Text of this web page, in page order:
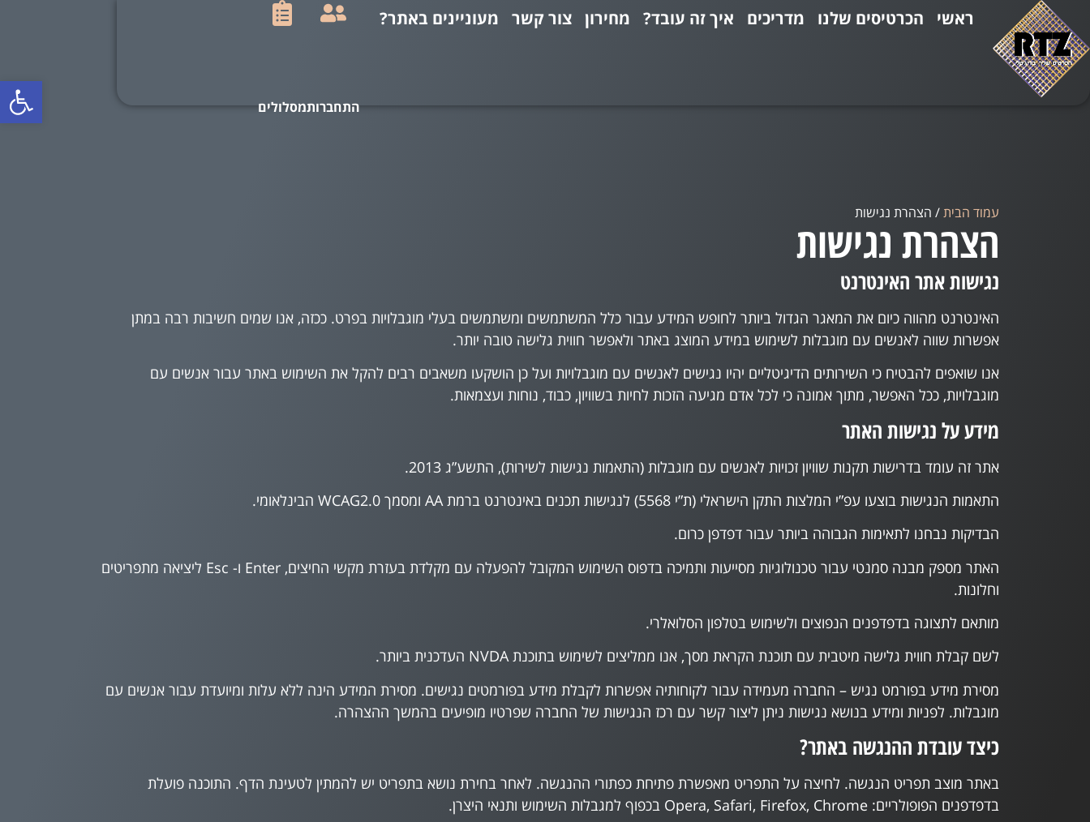
ראשי הכרטיסים שלנו מדריכים איך זה עובד? מחירון צור קשר מעוניינים באתר?
עמוד הבית/ הצהרת נגישות
הצהרת נגישות
נגישות אתר האינטרנט
האינטרנט מהווה כיום את המאגר הגדול ביותר לחופש המידע עבור כלל המשתמשים ומשתמשים בעלי מוגבלויות בפרט. ככזה, אנו שמים חשיבות רבה במתן
אפשרות שווה לאנשים עם מוגבלות לשימוש במידע המוצג באתר ולאפשר חווית גלישה טובה יותר.
אנו שואפים להבטיח כי השירותים הדיגיטליים יהיו נגישים לאנשים עם מוגבלויות ועל כן הושקעו משאבים רבים להקל את השימוש באתר עבור אנשים עם
מוגבלויות, ככל האפשר, מתוך אמונה כי לכל אדם מגיעה הזכות לחיות בשוויון, כבוד, נוחות ועצמאות.
מידע על נגישות האתר
אתר זה עומד בדרישות תקנות שוויון זכויות לאנשים עם מוגבלות (התאמות נגישות לשירות), התשע”ג 2013.
התאמות הנגישות בוצעו עפ”י המלצות התקן הישראלי (ת”י 5568) לנגישות תכנים באינטרנט ברמת AA ומסמך WCAG2.0 הבינלאומי.
הבדיקות נבחנו לתאימות הגבוהה ביותר עבור דפדפן כרום.
האתר מספק מבנה סמנטי עבור טכנולוגיות מסייעות ותמיכה בדפוס השימוש המקובל להפעלה עם מקלדת בעזרת מקשי החיצים, Enter ו- Esc ליציאה מתפריטים
וחלונות.
מותאם לתצוגה בדפדפנים הנפוצים ולשימוש בטלפון הסלואלרי.
לשם קבלת חווית גלישה מיטבית עם תוכנת הקראת מסך, אנו ממליצים לשימוש בתוכנת NVDA העדכנית ביותר.
מסירת מידע בפורמט נגיש – החברה מעמידה עבור לקוחותיה אפשרות לקבלת מידע בפורמטים נגישים. מסירת המידע הינה ללא עלות ומיועדת עבור אנשים עם
מוגבלות. לפניות ומידע בנושא נגישות ניתן ליצור קשר עם רכז הנגישות של החברה שפרטיו מופיעים בהמשך ההצהרה.
כיצד עובדת ההנגשה באתר?
באתר מוצב תפריט הנגשה. לחיצה על התפריט מאפשרת פתיחת כפתורי ההנגשה. לאחר בחירת נושא בתפריט יש להמתין לטעינת הדף. התוכנה פועלת
בדפדפנים הפופולריים: Opera, Safari, Firefox, Chrome בכפוף למגבלות השימוש ותנאי היצרן.
פתח